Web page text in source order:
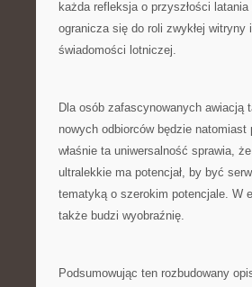
każda refleksja o przyszłości
ogranicza się do roli zwykłej
świadomości lotniczej.
Dla osób zafascynowanych awiacją
nowych odbiorców będzie
właśnie ta uniwersalność sprawia,
ultralekkie ma potencjał, by być
tematyką o szerokim potencjale. W
także budzi wyobraźnię.
Podsumowując ten rozbudowany